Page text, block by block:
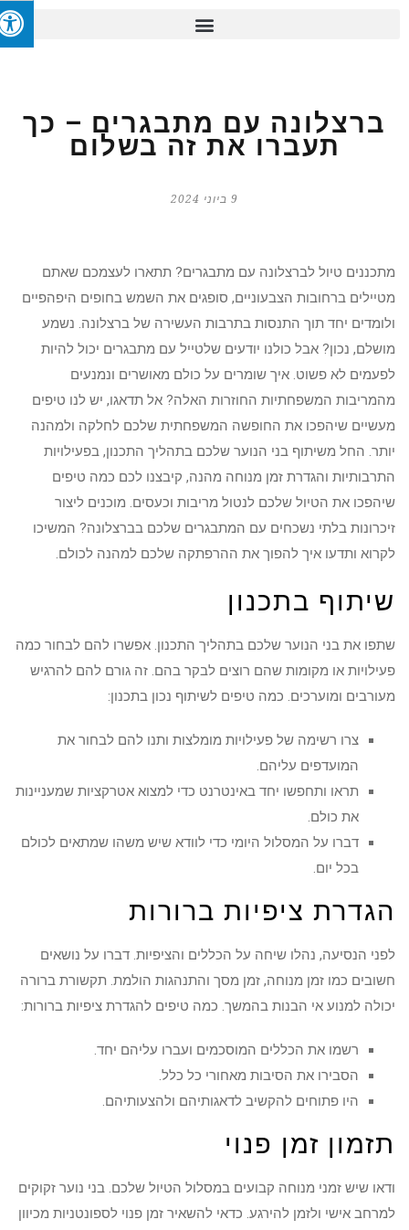
ברצלונה עם מתבגרים – כך
תעברו את זה בשלום
מתכננים טיול לברצלונה עם מתבגרים? תתארו לעצמכם שאתם
מטיילים ברחובות הצבעוניים, סופגים את השמש בחופים היפהפיים
ולומדים יחד תוך התנסות בתרבות העשירה של ברצלונה. נשמע
מושלם, נכון? אבל כולנו יודעים שלטייל עם מתבגרים יכול להיות
לפעמים לא פשוט. איך שומרים על כולם מאושרים ונמנעים
מהמריבות המשפחתיות החוזרות האלה? אל תדאגו, יש לנו טיפים
מעשיים שיהפכו את החופשה המשפחתית שלכם לחלקה ולמהנה
יותר. החל משיתוף בני הנוער שלכם בתהליך התכנון, בפעילויות
התרבותיות והגדרת זמן מנוחה מהנה, קיבצנו לכם כמה טיפים
שיהפכו את הטיול שלכם לנטול מריבות וכעסים. מוכנים ליצור
זיכרונות בלתי נשכחים עם המתבגרים שלכם בברצלונה? המשיכו
לקרוא ותדעו איך להפוך את ההרפתקה שלכם למהנה לכולם.
שיתוף בתכנון
שתפו את בני הנוער שלכם בתהליך התכנון. אפשרו להם לבחור כמה
פעילויות או מקומות שהם רוצים לבקר בהם. זה גורם להם להרגיש
מעורבים ומוערכים. כמה טיפים לשיתוף נכון בתכנון:
צרו רשימה של פעילויות מומלצות ותנו להם לבחור את
המועדפים עליהם.
תראו ותחפשו יחד באינטרנט כדי למצוא אטרקציות שמעניינות
את כולם.
דברו על המסלול היומי כדי לוודא שיש משהו שמתאים לכולם
בכל יום.
הגדרת ציפיות ברורות
לפני הנסיעה, נהלו שיחה על הכללים והציפיות. דברו על נושאים
חשובים כמו זמן מנוחה, זמן מסך והתנהגות הולמת. תקשורת ברורה
יכולה למנוע אי הבנות בהמשך. כמה טיפים להגדרת ציפיות ברורות:
רשמו את הכללים המוסכמים ועברו עליהם יחד.
הסבירו את הסיבות מאחורי כל כלל.
היו פתוחים להקשיב לדאגותיהם ולהצעותיהם.
תזמון זמן פנוי
ודאו שיש זמני מנוחה קבועים במסלול הטיול שלכם. בני נוער זקוקים
למרחב אישי ולזמן להירגע. כדאי להשאיר זמן פנוי לספונטניות מכיוון